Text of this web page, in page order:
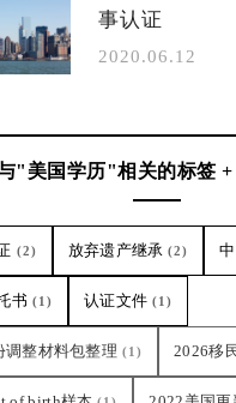
事认证
2020.06.12
"美国学历"相关的标签 +
(2) 放弃遗产继承 (2)
书 (1) 认证文件 (1)
调整材料包整理 (1) 2026移